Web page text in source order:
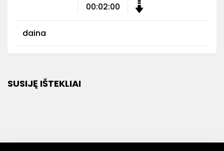
00:02:00
daina
SUSIJĘ IŠTEKLIAI